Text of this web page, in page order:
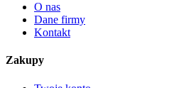
O nas
Dane firmy
Kontakt
Zakupy